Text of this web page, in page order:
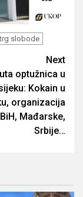
trg slobode
Next
optužnica u
Kokain u
organizacija
Mađarske,
Srbije…